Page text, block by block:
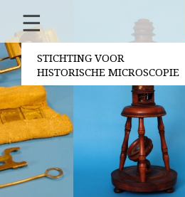
Home
Over ons
Contact
Bestuur
Vrijwilligers
Partners
Jaarverslagen
☰
STICHTING VOOR
HISTORISCHE MICROSCOPIE